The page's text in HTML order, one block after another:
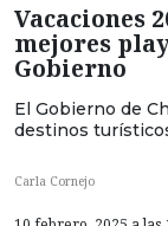
Vacaciones
mejores
Gobierno
El Gobierno de
destinos
Carla Cornejo